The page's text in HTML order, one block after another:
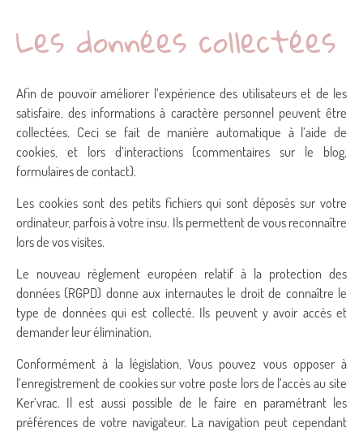
Les données collectées
Afin de pouvoir améliorer l’expérience des utilisateurs et de les
satisfaire, des informations à caractère personnel peuvent être
collectées. Ceci se fait de manière automatique à l’aide de
cookies, et lors d’interactions (commentaires sur le blog,
formulaires de contact).
Les cookies sont des petits fichiers qui sont déposés sur votre
ordinateur, parfois à votre insu. Ils permettent de vous reconnaître
lors de vos visites.
Le nouveau règlement européen relatif à la protection des
données (RGPD) donne aux internautes le droit de connaître le
type de données qui est collecté. Ils peuvent y avoir accès et
demander leur élimination.
Conformément à la législation, Vous pouvez vous opposer à
l’enregistrement de cookies sur votre poste lors de l’accès au site
Ker’vrac. Il est aussi possible de le faire en paramétrant les
préférences de votre navigateur. La navigation peut cependant